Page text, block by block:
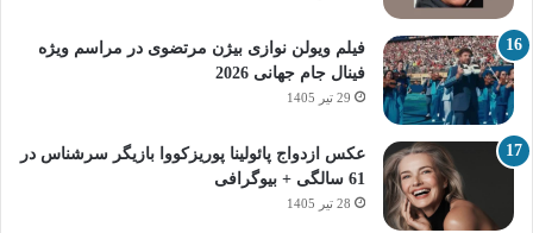
فیلم ویولن نوازی بیژن مرتضوی در مراسم ویژه
فینال جام جهانی 2026
29 تیر 1405
عکس ازدواج پائولینا پوریزکووا بازیگر سرشناس در
61 سالگی + بیوگرافی
28 تیر 1405